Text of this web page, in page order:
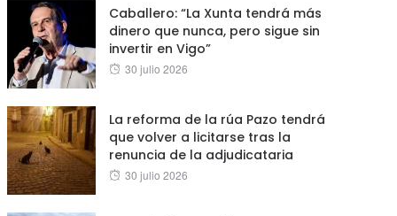
Caballero: “La Xunta tendrá más
dinero que nunca, pero sigue sin
invertir en Vigo”
Posted
30 julio 2026
La reforma de la rúa Pazo tendrá
que volver a licitarse tras la
renuncia de la adjudicataria
Posted
30 julio 2026